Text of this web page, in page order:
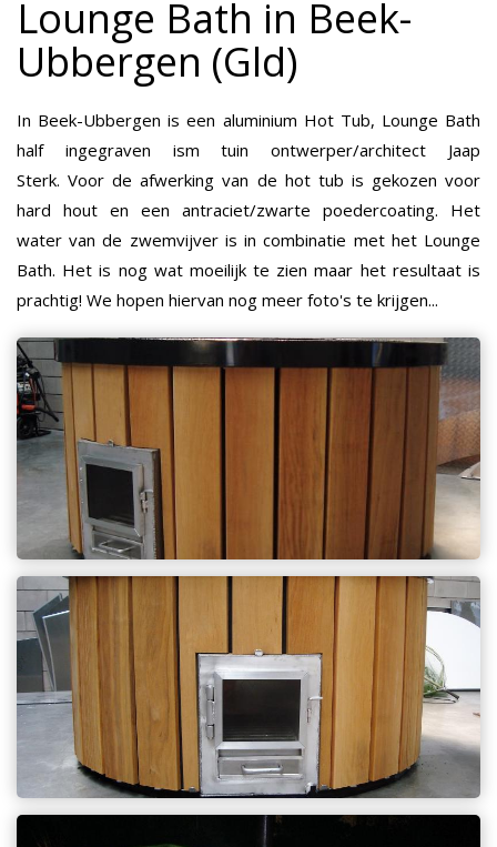
Lounge Bath in Beek-
Ubbergen (Gld)
In Beek-Ubbergen is een aluminium Hot Tub, Lounge Bath
half ingegraven ism tuin ontwerper/architect Jaap
Sterk. Voor de afwerking van de hot tub is gekozen voor
hard hout en een antraciet/zwarte poedercoating. Het
water van de zwemvijver is in combinatie met het Lounge
Bath. Het is nog wat moeilijk te zien maar het resultaat is
prachtig! We hopen hiervan nog meer foto's te krijgen...